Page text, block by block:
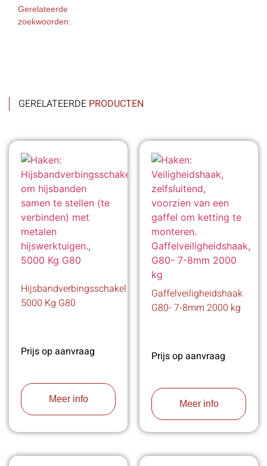
Gerelateerde
zoekwoorden:
GERELATEERDE PRODUCTEN
Hijsbandverbingsschakel
5000 Kg G80
Prijs op aanvraag
Meer info
Gaffelveiligheidshaak
G80- 7-8mm 2000 kg
Prijs op aanvraag
Meer info